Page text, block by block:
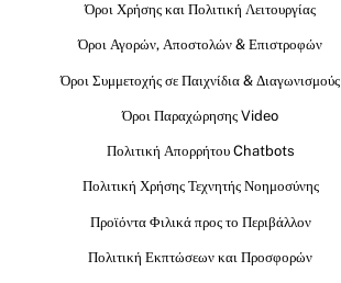
Όροι Χρήσης και Πολιτική Λειτουργίας
Όροι Αγορών, Αποστολών & Επιστροφών
Όροι Συμμετοχής σε Παιχνίδια & Διαγωνισμούς
Όροι Παραχώρησης Video
Πολιτική Απορρήτου Chatbots
Πολιτική Χρήσης Τεχνητής Νοημοσύνης
Προϊόντα Φιλικά προς το Περιβάλλον
Πολιτική Εκπτώσεων και Προσφορών